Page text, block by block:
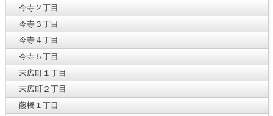
今寺２丁目
今寺３丁目
今寺４丁目
今寺５丁目
末広町１丁目
末広町２丁目
藤橋１丁目